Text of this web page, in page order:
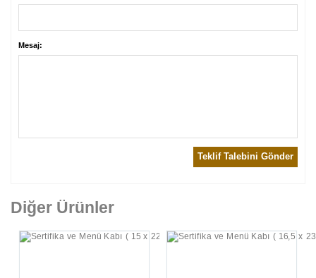
Mesaj:
Teklif Talebini Gönder
Diğer Ürünler